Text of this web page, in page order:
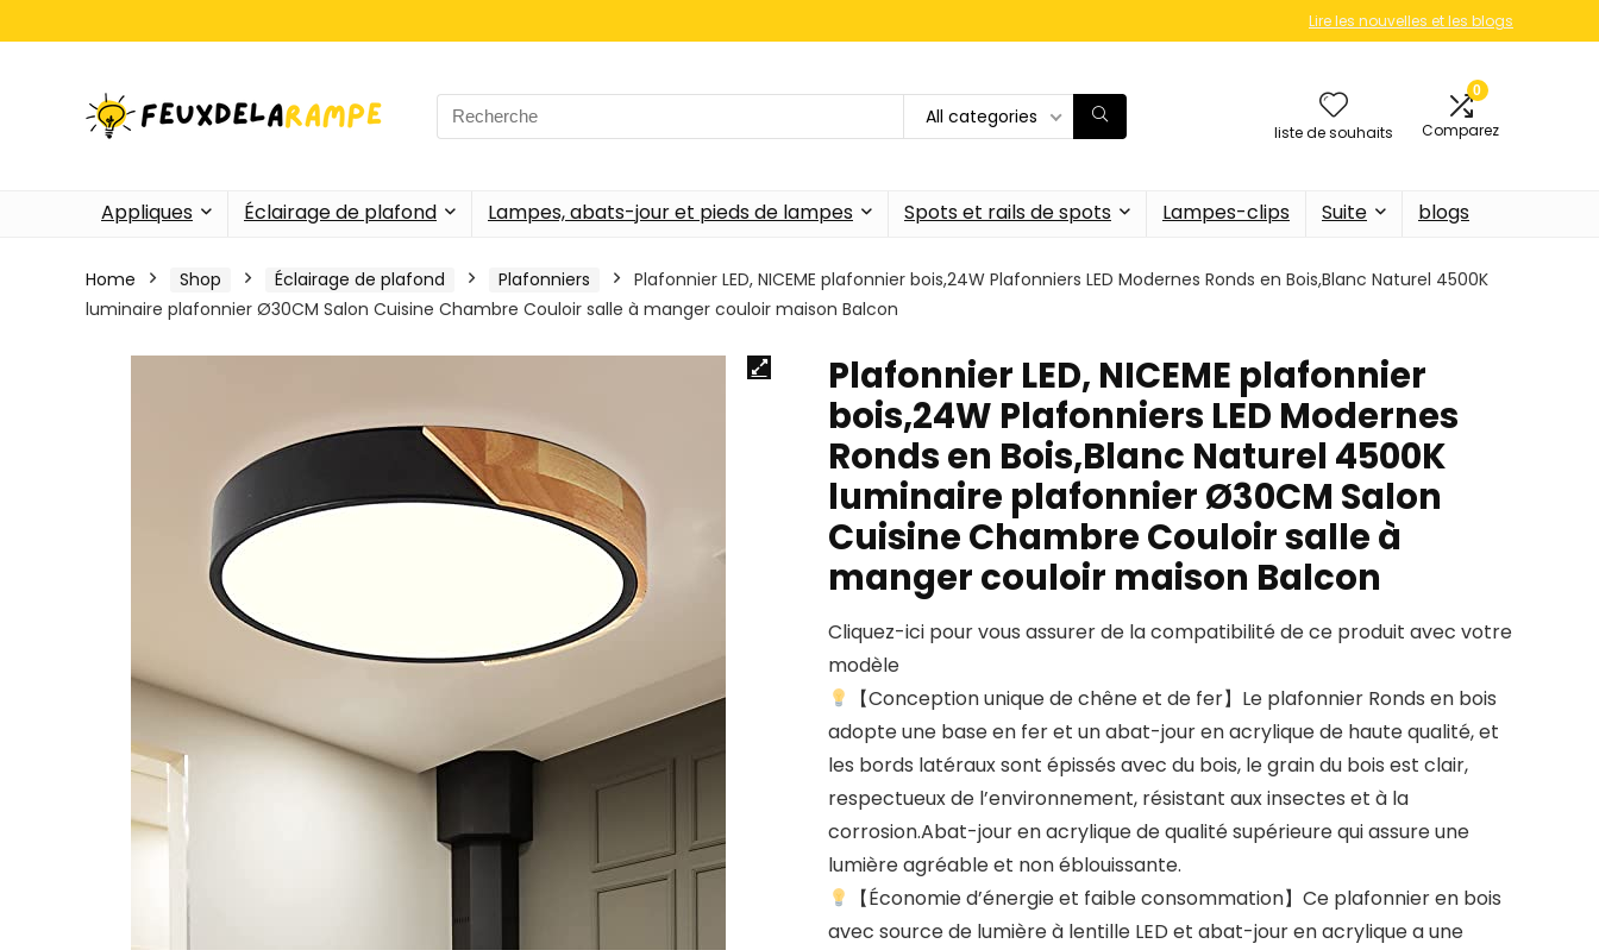
Lire les nouvelles et les blogs
Search
for:
All categories
liste de souhaits
0
Comparez
Appliques Éclairage de plafond Lampes, abats-jour et pieds de lampes Spots et rails de spots Lampes-clips Suite blogs
Home Shop Éclairage de plafond Plafonniers
Plafonnier LED, NICEME plafonnier bois,24W Plafonniers LED Modernes Ronds en Bois,Blanc Naturel 4500K
luminaire plafonnier Ø30CM Salon Cuisine Chambre Couloir salle à manger couloir maison Balcon
Plafonnier LED, NICEME plafonnier
bois,24W Plafonniers LED Modernes
Ronds en Bois,Blanc Naturel 4500K
luminaire plafonnier Ø30CM Salon
Cuisine Chambre Couloir salle à
manger couloir maison Balcon
Cliquez-ici pour vous assurer de la compatibilité de ce produit avec votre
modèle
【Conception unique de chêne et de fer】Le plafonnier Ronds en bois
adopte une base en fer et un abat-jour en acrylique de haute qualité, et
les bords latéraux sont épissés avec du bois, le grain du bois est clair,
respectueux de l’environnement, résistant aux insectes et à la
corrosion.Abat-jour en acrylique de qualité supérieure qui assure une
lumière agréable et non éblouissante.
【Économie d’énergie et faible consommation】Ce plafonnier en bois
avec source de lumière à lentille LED et abat-jour en acrylique a une